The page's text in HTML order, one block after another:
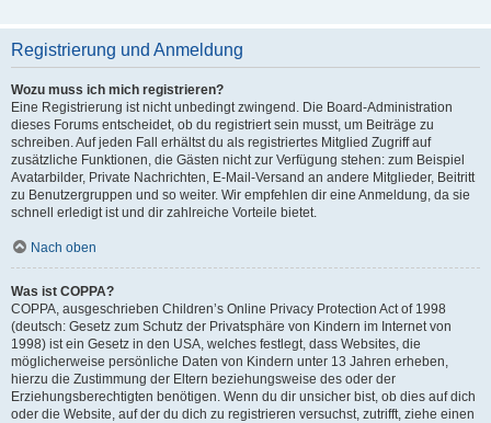
Registrierung und Anmeldung
Wozu muss ich mich registrieren?
Eine Registrierung ist nicht unbedingt zwingend. Die Board-Administration
dieses Forums entscheidet, ob du registriert sein musst, um Beiträge zu
schreiben. Auf jeden Fall erhältst du als registriertes Mitglied Zugriff auf
zusätzliche Funktionen, die Gästen nicht zur Verfügung stehen: zum Beispiel
Avatarbilder, Private Nachrichten, E-Mail-Versand an andere Mitglieder, Beitritt
zu Benutzergruppen und so weiter. Wir empfehlen dir eine Anmeldung, da sie
schnell erledigt ist und dir zahlreiche Vorteile bietet.
Nach oben
Was ist COPPA?
COPPA, ausgeschrieben Children’s Online Privacy Protection Act of 1998
(deutsch: Gesetz zum Schutz der Privatsphäre von Kindern im Internet von
1998) ist ein Gesetz in den USA, welches festlegt, dass Websites, die
möglicherweise persönliche Daten von Kindern unter 13 Jahren erheben,
hierzu die Zustimmung der Eltern beziehungsweise des oder der
Erziehungsberechtigten benötigen. Wenn du dir unsicher bist, ob dies auf dich
oder die Website, auf der du dich zu registrieren versuchst, zutrifft, ziehe einen